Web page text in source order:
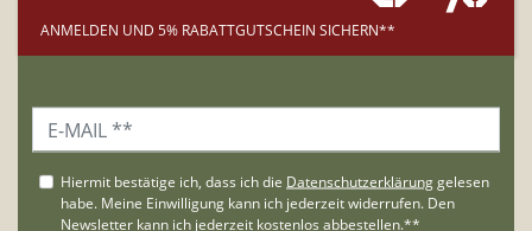
ANMELDEN UND 5% RABATTGUTSCHEIN SICHERN**